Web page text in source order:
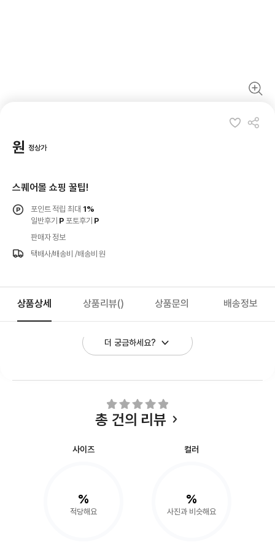
원 정상가
스퀘어몰 쇼핑 꿀팁!
포인트 적립 최대 1%
일반후기 P 포토후기 P
판매자 정보
택배사/배송비 /배송비 원
상품상세 상품리뷰() 상품문의 배송정보
더 궁금하세요?
총 건의 리뷰
사이즈
%
적당해요
컬러
%
사진과 비슷해요